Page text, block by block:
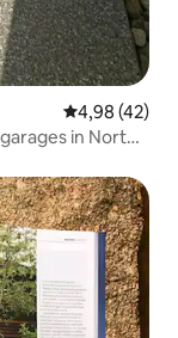
Gemiddelde
4,98 (42)
in North